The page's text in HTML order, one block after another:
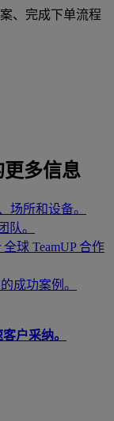
、完成下单流程
更多信息
场所和设备。
队。
全球 TeamUP 合作
成功案例。
户采纳。